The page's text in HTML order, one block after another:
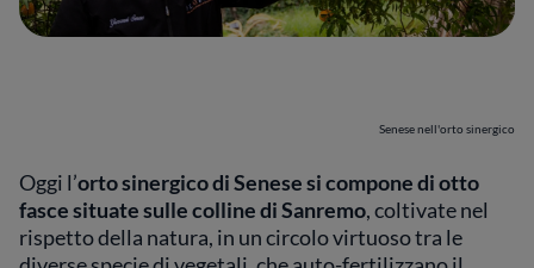
Senese nell'orto sinergico
Oggi l’orto sinergico di Senese si compone di otto
fasce situate sulle colline di Sanremo, coltivate nel
rispetto della natura, in un circolo virtuoso tra le